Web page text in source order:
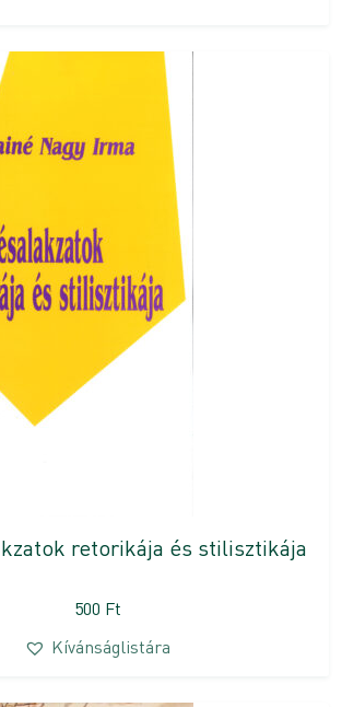
retorikája és stilisztikája
500 Ft
Kívánságlistára